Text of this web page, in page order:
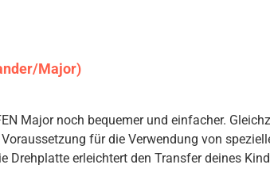
helfen Ihnen weiter.
Major)
Major noch bequemer und einfacher.
für die Verwendung von
erleichtert den Transfer deines